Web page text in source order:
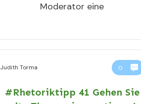
Moderator eine
Judith Torma 0
#Rhetoriktipp 41 Gehen Sie